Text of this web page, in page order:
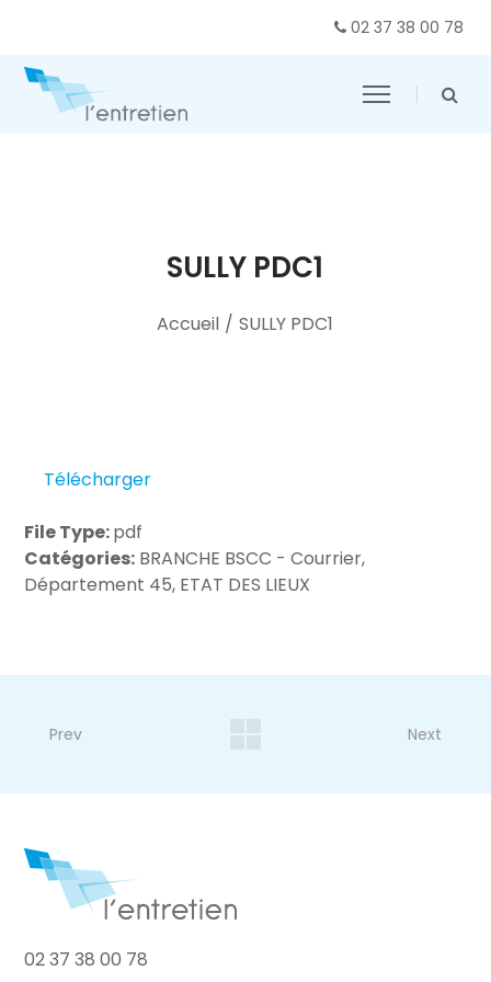
02 37 38 00 78
SULLY PDC1
Accueil / SULLY PDC1
Télécharger
File Type:pdf
Catégories: BRANCHE BSCC - Courrier,
Département 45, ETAT DES LIEUX
Prev Next
02 37 38 00 78